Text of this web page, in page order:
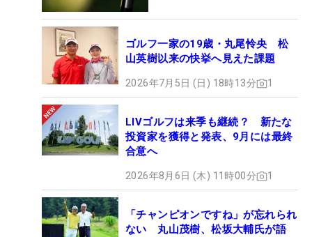
ゴルフ一家の19歳・丸尾怜央 松
山英樹以来の快挙へ見えた課題
2026年7月5日 (日) 18時13分 1
LIVゴルフは来季も継続？ 新たな
投資家を獲得と発表、9月には最終
合意へ
2026年8月6日 (木) 11時00分 1
「チャンピオンですね」が忘れられ
ない 丸山茂樹、松坂大輔氏が語